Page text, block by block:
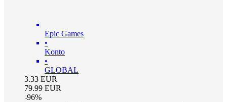
Epic Games
•
Konto
•
GLOBAL
3.33 EUR
79.99 EUR
-96%